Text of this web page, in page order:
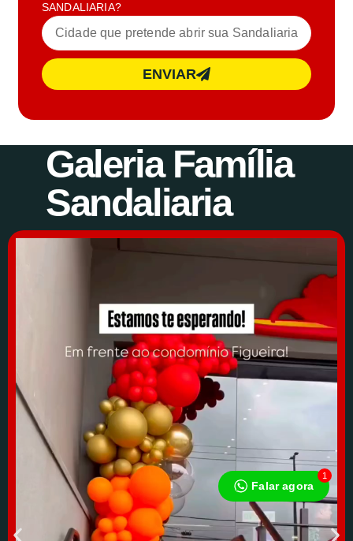
SANDALIARIA?
ENVIAR
Galeria Família
Sandaliaria
Falar agora
1